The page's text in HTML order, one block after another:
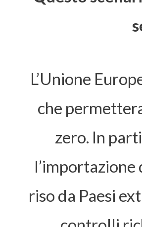
L’Unione
che
zero. In
riso da Paesi